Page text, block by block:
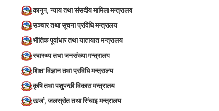
कानून, न्याय तथा संसदीय मामिला मन्त्रालय
सञ्‍चार तथा सूचना प्रविधि मन्त्रालय
भौतिक पूर्वाधार तथा यातायात मन्त्रालय
स्वास्थ्य तथा जनसंख्या मन्त्रालय
शिक्षा विज्ञान तथा प्रविधि मन्त्रालय
कृषि तथा पशुपन्छी विकास मन्त्रालय
ऊर्जा, जलस्रोत तथा सिंचाइ मन्त्रालय